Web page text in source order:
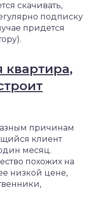
скачивать,
подписку
придется
причинам
клиент
месяц.
похожих на
низкой цене,